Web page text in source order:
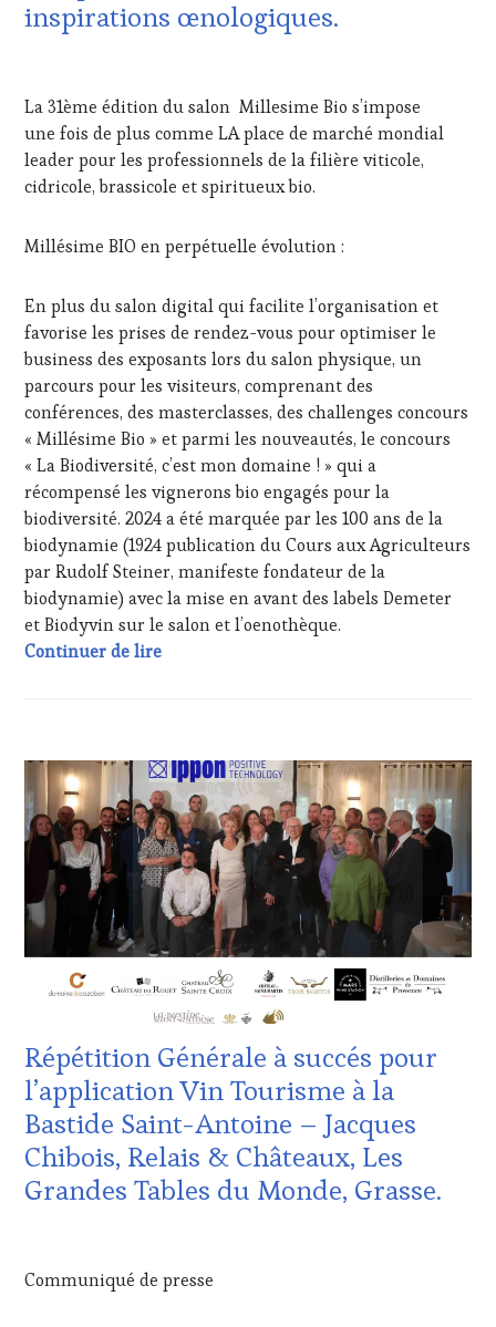
TOURISM
FAME,
,
WINETASTINGVOUCHER.COM
DU
VIN
HAUTE
GASTRONOMIE
FRANÇAISE,
INVITATIONS
WINE
MÉDIAS,
PRESSE
ÉCRITE,
RADIO,
TV,
WEB,
OENOTOURISME
PALETTE,
PARTENAIRES
VIN
TOURISME,
PRODUCTEURS
TERROIR
PROVENCE,
RESTAURATEUR,
CHEF,
CUISINIER,
SALONS
INTERNATIONAUX,
SPOT
BY,
TASTING
MOVIE,
VAR
VIGNOBLES
WINE
TASTING
VOUCHER
WINE
FAME
WINE
TOURISM
TOUR
WINE
TOURISM
TOUR
MOVIE,
inspirations œnologiques.
2024
La 31ème édition du salon Millesime Bio s’impose
une fois de plus comme LA place de marché mondial
leader pour les professionnels de la filière viticole,
cidricole, brassicole et spiritueux bio.
Millésime BIO en perpétuelle évolution :
En plus du salon digital qui facilite l’organisation et
favorise les prises de rendez-vous pour optimiser le
business des exposants lors du salon physique, un
parcours pour les visiteurs, comprenant des
conférences, des masterclasses, des challenges concours
« Millésime Bio » et parmi les nouveautés, le concours
« La Biodiversité, c’est mon domaine ! » qui a
récompensé les vignerons bio engagés pour la
biodiversité. 2024 a été marquée par les 100 ans de la
biodynamie (1924 publication du Cours aux Agriculteurs
par Rudolf Steiner, manifeste fondateur de la
biodynamie) avec la mise en avant des labels Demeter
et Biodyvin sur le salon et l’oenothèque.
Continuer de lireFreestyle œnotouristique : interviews au
CLUB
:
WINE
TASTING
VOUCHER,
CORSICA
CÔTES-
DE-
PROVENCE,
CULTURAL
GUEST,
ADHÉRENT,
VIN
TOURISME,
EDITION
LES
CLÉS
DU
LA
Répétition Générale à succés pour
l’application Vin Tourisme à la
Bastide Saint-Antoine – Jacques
Chibois, Relais & Châteaux, Les
Grandes Tables du Monde, Grasse.
2023
Communiqué de presse